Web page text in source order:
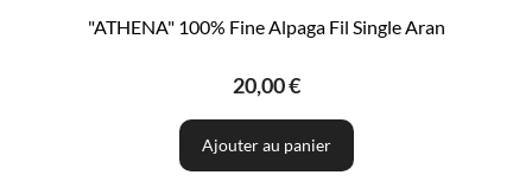
"ATHENA" 100% Fine Alpaga Fil Single Aran
20,00 €
Ajouter au panier